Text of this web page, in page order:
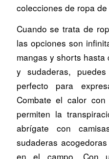
colecciones de ropa
Cuando se trata de
las opciones son
mangas y shorts
y sudaderas,
perfecto para
Combate el calor
permiten la
abrígate con
sudaderas
en el campo. Con